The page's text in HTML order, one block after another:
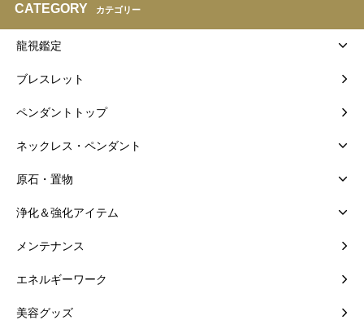
CATEGORY カテゴリー
龍視鑑定
ブレスレット
ペンダントトップ
ネックレス・ペンダント
原石・置物
浄化＆強化アイテム
メンテナンス
エネルギーワーク
美容グッズ